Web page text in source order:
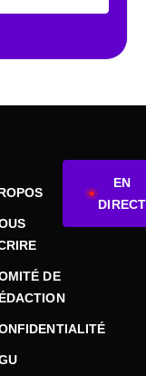
DE
EN
DIRECT